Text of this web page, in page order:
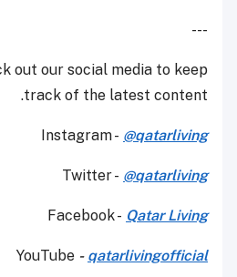
---
out our social media to keep
track of the latest content.
Instagram - @qatarliving
Twitter - @qatarliving
Facebook - Qatar Living
YouTube - qatarlivingofficial